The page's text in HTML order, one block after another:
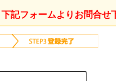
記フォームよりお問合せ